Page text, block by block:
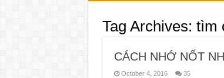
Tag Archives: tìm
CÁCH NHỚ NỐT
October 4, 2016 35